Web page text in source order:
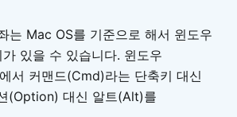
는 Mac OS를 기준으로 해서 윈도우
있을 수 있습니다. 윈도우
서 커맨드(Cmd)라는 단축키 대신
(Option) 대신 알트(Alt)를